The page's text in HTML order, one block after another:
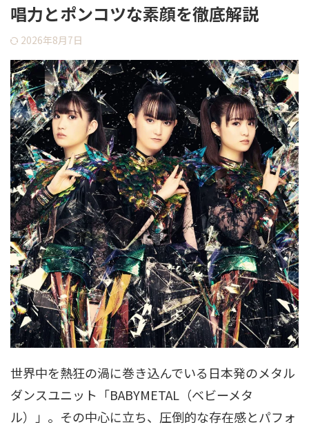
唱力とポンコツな素顔を徹底解説
2026年8月7日
世界中を熱狂の渦に巻き込んでいる日本発のメタル
ダンスユニット「BABYMETAL（ベビーメタ
ル）」。その中心に立ち、圧倒的な存在感とパフォ